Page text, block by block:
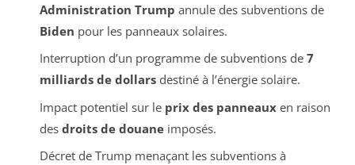
Administration Trump annule des subventions de
Biden pour les panneaux solaires.
Interruption d’un programme de subventions de 7
milliards de dollarsdestiné à l’énergie solaire.
Impact potentiel sur le prix des panneauxen raison
des droits de douaneimposés.
Décret de Trump menaçant les subventions à